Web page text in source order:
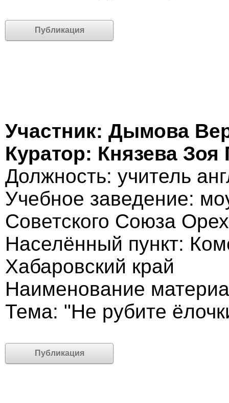
Публикация
Участник: Дымова
Куратор: Князева Зоя
Должность: учитель
Учебное заведение:
Советского Союза
Населённый пункт:
Хабаровский край
Наименование
Тема: "Не рубите
Публикация